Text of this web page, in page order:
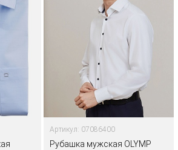
Артикул: 07086400
Рубашка мужская OLYMP